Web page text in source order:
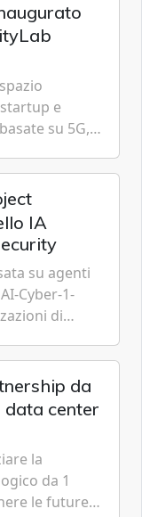
e
su 5G,
IA
su agenti
Cyber-1-
di
da
center
la
da 1
le future